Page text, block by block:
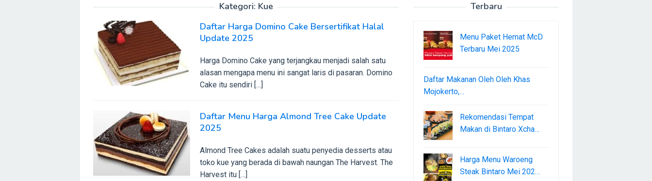
Kategori: Kue
Daftar Harga Domino Cake Bersertifikat Halal
Update 2025
Harga Domino Cake yang terjangkau menjadi salah satu
alasan mengapa menu ini sangat laris di pasaran. Domino
Cake itu sendiri […]
Daftar Menu Harga Almond Tree Cake Update
2025
Almond Tree Cakes adalah suatu penyedia desserts atau
toko kue yang berada di bawah naungan The Harvest. The
Harvest itu […]
Terbaru
Menu Paket Hemat McD
Terbaru Mei 2025
Daftar Makanan Oleh Oleh Khas
Mojokerto,…
Rekomendasi Tempat
Makan di Bintaro Xcha…
Harga Menu Waroeng
Steak Bintaro Mei 202…